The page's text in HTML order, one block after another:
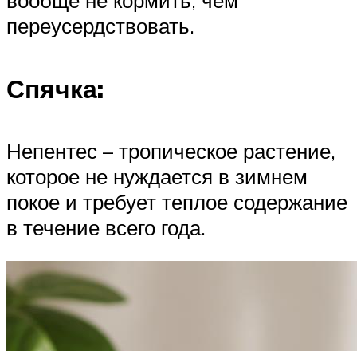
переусердствовать.
Спячка:
Непентес – тропическое растение,
которое не нуждается в зимнем
покое и требует теплое содержание
в течение всего года.